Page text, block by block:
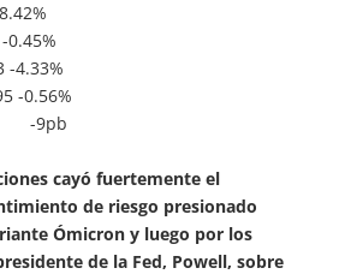
0.45%
-4.33%
-0.56%
-9pb
cayó fuertemente el
de riesgo presionado
Ómicron y luego por los
de la Fed, Powell, sobre